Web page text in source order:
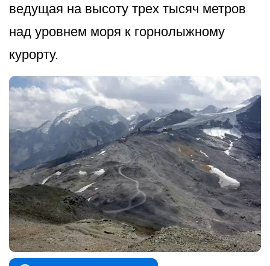
ведущая на высоту трех тысяч метров
над уровнем моря к горнолыжному
курорту.